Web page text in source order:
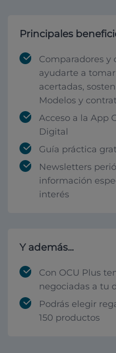
Principales
Comparadores y
ayudarte a
acertadas,
Modelos y
Acceso a la App
Digital
Guía práctica
Newsletters
información
interés
Y además...
Con OCU Plus
negociadas a tu
Podrás elegir
150 productos